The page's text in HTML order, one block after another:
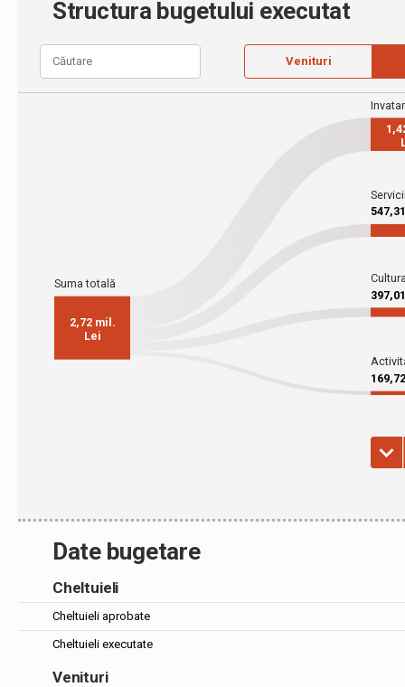
Structura bugetului executat
Date bugetare
Cheltuieli
Cheltuieli aprobate
Cheltuieli executate
Venituri